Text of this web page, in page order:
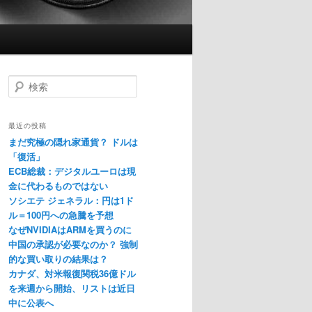
検
索
最近の投稿
まだ究極の隠れ家通貨？ ドルは
「復活」
ECB総裁：デジタルユーロは現
金に代わるものではない
ソシエテ ジェネラル：円は1ド
ル＝100円への急騰を予想
なぜNVIDIAはARMを買うのに
中国の承認が必要なのか？ 強制
的な買い取りの結果は？
カナダ、対米報復関税36億ドル
を来週から開始、リストは近日
中に公表へ